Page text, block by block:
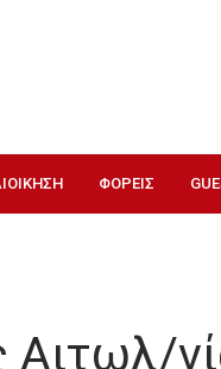
ΦΟΡΕΙΣ
Αιτωλ/